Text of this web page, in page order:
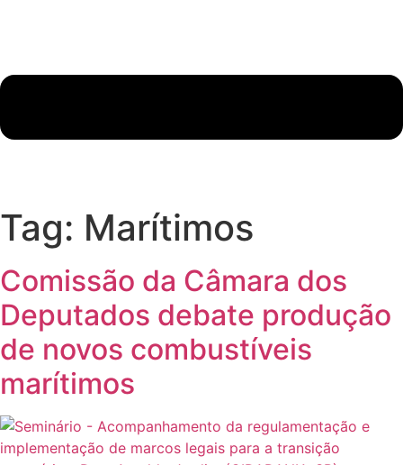
Tag: Marítimos
Comissão da Câmara dos
Deputados debate produção
de novos combustíveis
marítimos